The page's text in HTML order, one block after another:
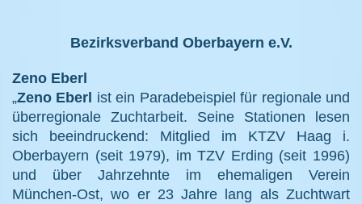
Bezirksverband Oberbayern e.V.
Zeno Eberl
„Zeno Eberl ist ein Paradebeispiel für regionale und
überregionale Zuchtarbeit. Seine Stationen lesen
sich beeindruckend: Mitglied im KTZV Haag i.
Oberbayern (seit 1979), im TZV Erding (seit 1996)
und über Jahrzehnte im ehemaligen Verein
München-Ost, wo er 23 Jahre lang als Zuchtwart